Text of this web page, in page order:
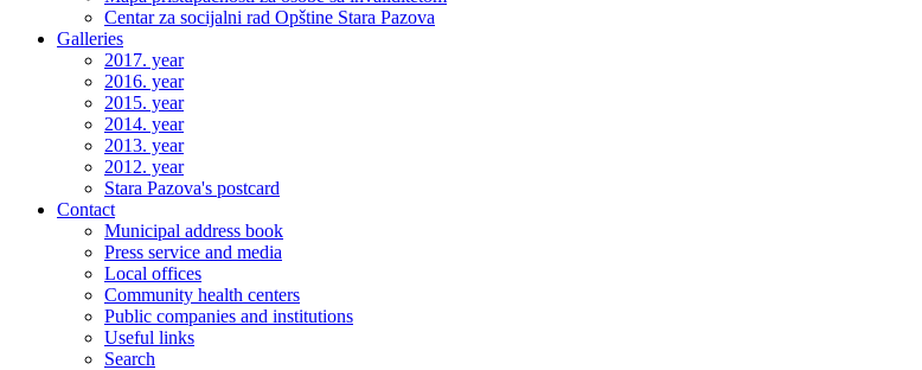
Centar za socijalni rad Opštine Stara Pazova
Galleries
2017. year
2016. year
2015. year
2014. year
2013. year
2012. year
Stara Pazova's postcard
Contact
Municipal address book
Press service and media
Local offices
Community health centers
Public companies and institutions
Useful links
Search